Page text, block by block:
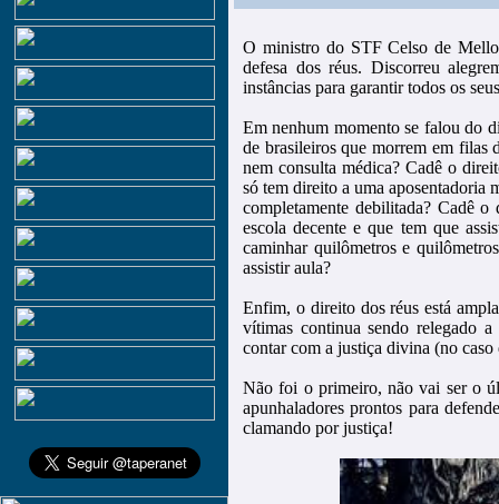
O ministro do STF Celso de
defesa dos réus. Discorreu
instâncias para garantir todos os
Em nenhum momento se falou do
de brasileiros que morrem em filas
nem consulta médica? Cadê o
só tem direito a uma aposentadoria
completamente debilitada? Cadê
escola decente e que tem que
caminhar quilômetros e
assistir aula?
Enfim, o direito dos réus está
vítimas continua sendo relegado
contar com a justiça divina (no
Não foi o primeiro, não vai ser o
apunhaladores prontos para
clamando por justiça!